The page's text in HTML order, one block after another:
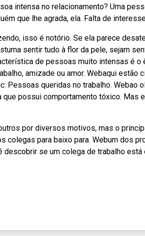
intensa no relacionamento? Uma
que lhe agrada, ela. Falta de
isso é notório. Se ela parece
sentir tudo à flor da pele, sejam
de pessoas muito intensas é o
amizade ou amor. Webaqui estão
queridas no trabalho. Webao
possui comportamento tóxico. Mas
por diversos motivos, mas o
colegas para baixo para. Webum dos
se um colega de trabalho está